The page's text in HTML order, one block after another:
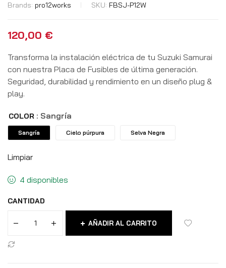
Brands: pro12works SKU: FBSJ-P12W
120,00 €
Transforma la instalación eléctrica de tu Suzuki Samurai
con nuestra Placa de Fusibles de última generación.
Seguridad, durabilidad y rendimiento en un diseño plug &
play.
COLOR : Sangría
Sangría Cielo púrpura Selva Negra
Limpiar
4 disponibles
CANTIDAD
AÑADIR AL CARRITO